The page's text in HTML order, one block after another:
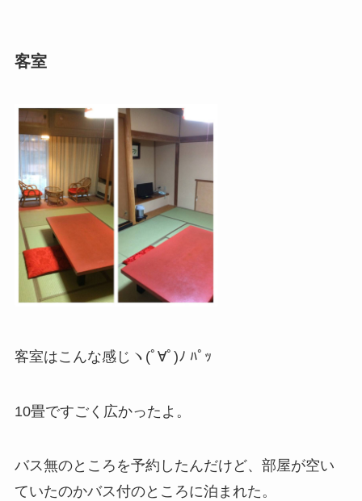
客室
客室はこんな感じヽ(ﾟ∀ﾟ)ﾉ ﾊﾟｯ
10畳ですごく広かったよ。
バス無のところを予約したんだけど、部屋が空い
ていたのかバス付のところに泊まれた。